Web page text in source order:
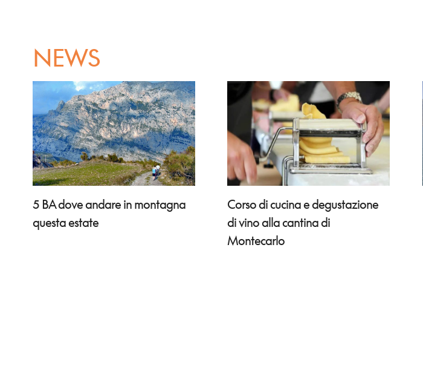
NEWS
5 BA dove andare in montagna
questa estate
Corso di cucina e degustazione
di vino alla cantina di
Montecarlo